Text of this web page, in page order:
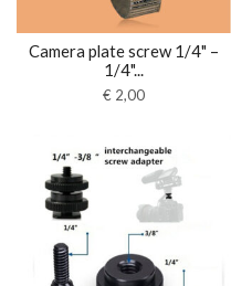
Camera plate screw 1/4" –
1/4"...
€ 2,00